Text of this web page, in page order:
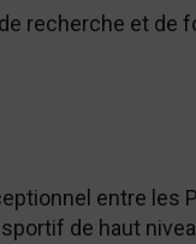
recherche et de
entre les
de haut